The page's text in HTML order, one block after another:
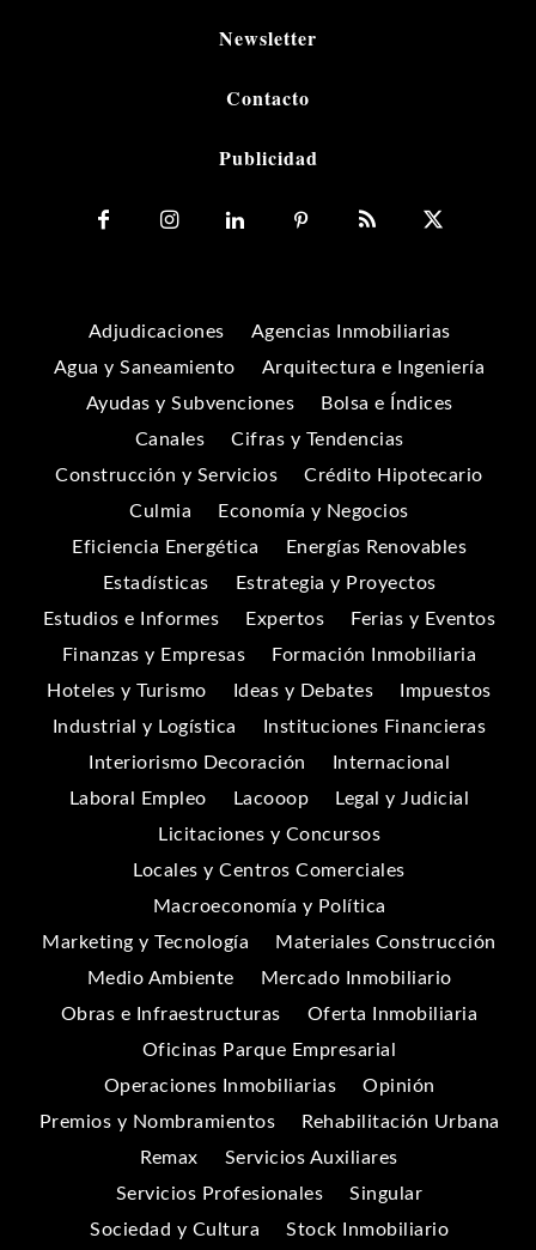
Newsletter
Contacto
Publicidad
Adjudicaciones
Agencias Inmobiliarias
Agua y Saneamiento
Arquitectura e Ingeniería
Ayudas y Subvenciones
Bolsa e Índices
Canales
Cifras y Tendencias
Construcción y Servicios
Crédito Hipotecario
Culmia
Economía y Negocios
Eficiencia Energética
Energías Renovables
Estadísticas
Estrategia y Proyectos
Estudios e Informes
Expertos
Ferias y Eventos
Finanzas y Empresas
Formación Inmobiliaria
Hoteles y Turismo
Ideas y Debates
Impuestos
Industrial y Logística
Instituciones Financieras
Interiorismo Decoración
Internacional
Laboral Empleo
Lacooop
Legal y Judicial
Licitaciones y Concursos
Locales y Centros Comerciales
Macroeconomía y Política
Marketing y Tecnología
Materiales Construcción
Medio Ambiente
Mercado Inmobiliario
Obras e Infraestructuras
Oferta Inmobiliaria
Oficinas Parque Empresarial
Operaciones Inmobiliarias
Opinión
Premios y Nombramientos
Rehabilitación Urbana
Remax
Servicios Auxiliares
Servicios Profesionales
Singular
Sociedad y Cultura
Stock Inmobiliario